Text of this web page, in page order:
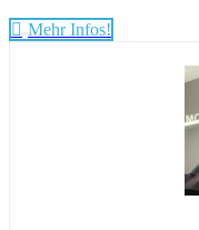
Mehr Infos!